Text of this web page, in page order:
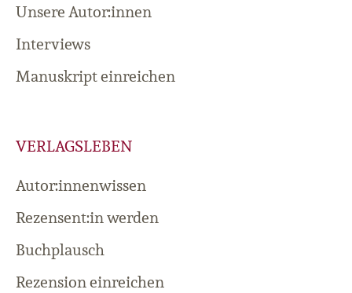
Unsere Autor:innen
Interviews
Manuskript einreichen
VERLAGSLEBEN
Autor:innenwissen
Rezensent:in werden
Buchplausch
Rezension einreichen